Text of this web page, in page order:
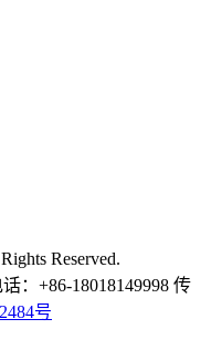
Reserved.
：+86-18018149998 传
号